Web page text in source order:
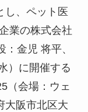
し、ペット医
業の株式会社
金児 将平、
）に開催する
（会場：ウェ
大阪市北区大